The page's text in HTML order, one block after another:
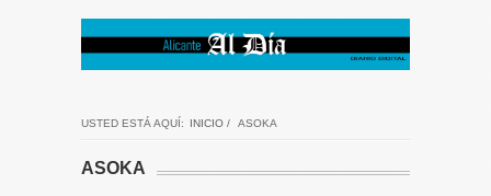
USTED ESTÁ AQUÍ: INICIO / ASOKA
ASOKA